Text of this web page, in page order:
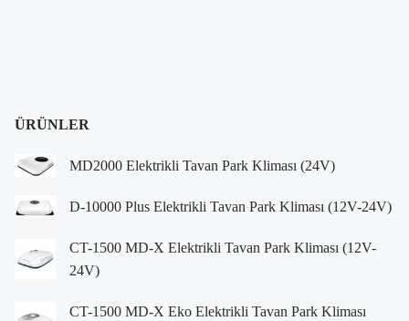
ÜRÜNLER
MD2000 Elektrikli Tavan Park Kliması (24V)
D-10000 Plus Elektrikli Tavan Park Kliması (12V-24V)
CT-1500 MD-X Elektrikli Tavan Park Kliması (12V-
24V)
CT-1500 MD-X Eko Elektrikli Tavan Park Kliması